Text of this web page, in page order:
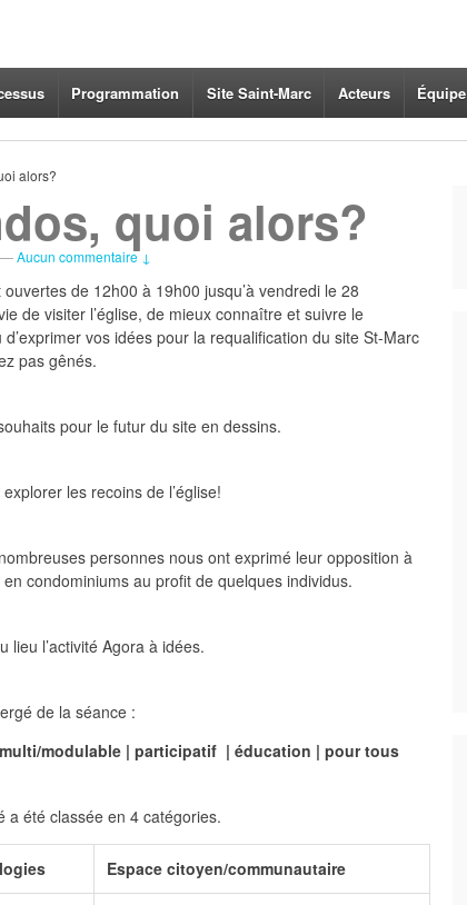
Programmation Site Saint-Marc Acteurs Équipe
alors?
quoi alors?
—Aucun commentaire ↓
de 12h00 à 19h00 jusqu’à vendredi le 28
de visiter l’église, de mieux connaître et suivre le
vos idées pour la requalification du site St-Marc
pas gênés.
pour le futur du site en dessins.
les recoins de l’église!
personnes nous ont exprimé leur opposition à
condominiums au profit de quelques individus.
lieu l’activité Agora à idées.
de la séance :
modulable | participatif | éducation | pour tous
a été classée en 4 catégories.
Espace citoyen/communautaire